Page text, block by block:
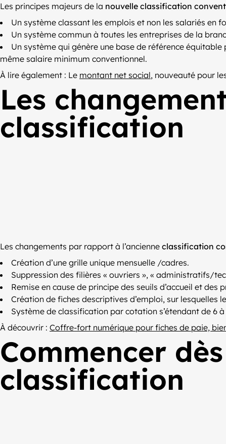
Les principes majeurs de la nouvelle classification
Un système classant les emplois et non les salariés en
Un système commun à toutes les entreprises de la
Un système qui génère une base de référence
même salaire minimum conventionnel.
À lire également : Le montant net social, nouveauté pour
Les
classification
Les changements par rapport à l’ancienne classification
Création d’une grille unique mensuelle /cadres.
Suppression des filières « ouvriers », « administratifs/
Remise en cause de principe des seuils d’accueil et des
Création de fiches descriptives d’emploi, sur lesquelles
Système de classification par cotation s’étendant de 6
À découvrir : Coffre-fort numérique pour fiches de paie,
Commencer
classification